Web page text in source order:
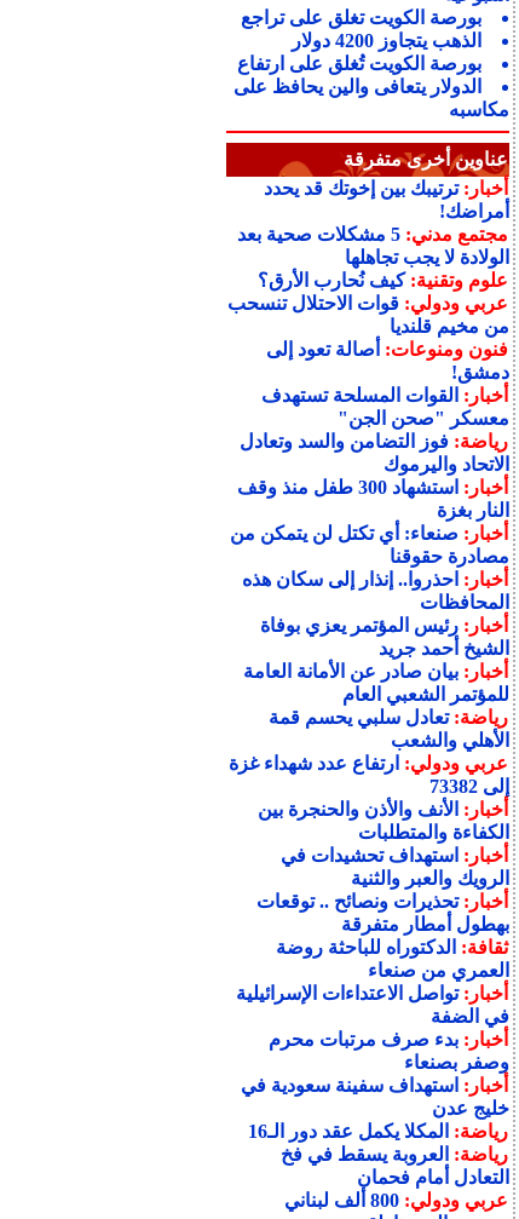
بورصة الكويت تغلق على تراجع
الذهب يتجاوز 4200 دولار
بورصة الكويت تُغلق على ارتفاع
الدولار يتعافى والين يحافظ على
مكاسبه
عناوين أخرى متفرقة
أخبار:ترتيبك بين إخوتك قد يحدد
أمراضك!
مجتمع مدني:
5 مشكلات صحية بعد
الولادة لا يجب تجاهلها
علوم وتقنية:كيف نُحارب الأرق؟
عربي ودولي:قوات الاحتلال تنسحب
من مخيم قلنديا
فنون ومنوعات: أصالة تعود إلى
دمشق!
أخبار: القوات المسلحة تستهدف
معسكر "صحن الجن"
رياضة:فوز التضامن والسد وتعادل
الاتحاد واليرموك
أخبار:
استشهاد 300 طفل منذ وقف
النار بغزة
أخبار: صنعاء: أي تكتل لن يتمكن من
مصادرة حقوقنا
أخبار: احذروا.. إنذار إلى سكان هذه
المحافظات
أخبار:رئيس المؤتمر يعزي بوفاة
الشيخ أحمد جريد
أخبار:بيان صادر عن الأمانة العامة
للمؤتمر الشعبي العام
رياضة:تعادل سلبي يحسم قمة
الأهلي والشعب
عربي ودولي: ارتفاع عدد شهداء غزة
إلى 73382
أخبار: الأنف والأذن والحنجرة بين
الكفاءة والمتطلبات
أخبار: استهداف تحشيدات في
الرويك والعبر والثنية
أخبار:تحذيرات ونصائح .. توقعات
بهطول أمطار متفرقة
ثقافة: الدكتوراه للباحثة روضة
العمري من صنعاء
أخبار:تواصل الاعتداءات الإسرائيلية
في الضفة
أخبار:بدء صرف مرتبات محرم
وصفر بصنعاء
أخبار: استهداف سفينة سعودية في
خليج عدن
رياضة: المكلا يكمل عقد دور الـ16
رياضة: العروبة يسقط في فخ
التعادل أمام فحمان
عربي ودولي:
800 ألف لبناني